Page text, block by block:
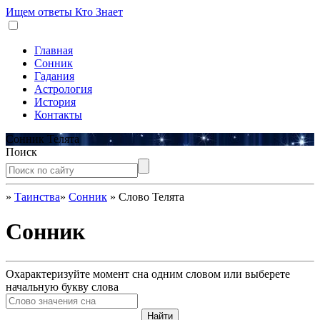
Ищем ответы Кто Знает
Главная
Сонник
Гадания
Астрология
История
Контакты
Сонник Телята
Поиск
» Таинства» Сонник » Слово Телята
Сонник
Охарактеризуйте момент сна одним словом или выберете
начальную букву слова